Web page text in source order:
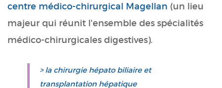
centre médico-chirurgical Magellan (un lieu
majeur qui réunit l'ensemble des spécialités
médico-chirurgicales digestives).
> la chirurgie hépato biliaire et
transplantation hépatique